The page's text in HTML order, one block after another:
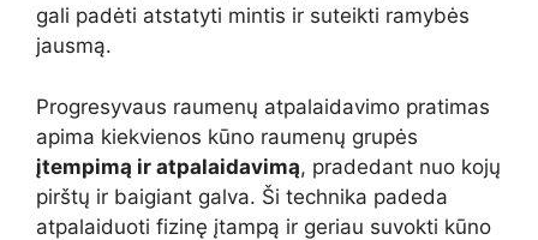
gali padėti atstatyti mintis ir suteikti ramybės
jausmą.
Progresyvaus raumenų atpalaidavimo pratimas
apima kiekvienos kūno raumenų grupės
įtempimą ir atpalaidavimą, pradedant nuo kojų
pirštų ir baigiant galva. Ši technika padeda
atpalaiduoti fizinę įtampą ir geriau suvokti kūno